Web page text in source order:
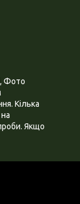
Фото
Кілька
Якщо